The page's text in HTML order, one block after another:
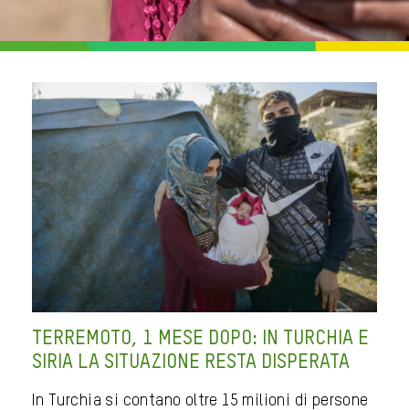
TERREMOTO, 1 MESE DOPO: IN TURCHIA E
SIRIA LA SITUAZIONE RESTA DISPERATA
In Turchia si contano oltre 15 milioni di persone